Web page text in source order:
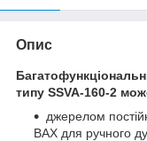
Опис
типу SSVA-160-2
джерелом
ВАХ для ручного